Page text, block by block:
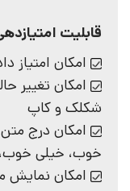
قابلیت
امکان امتیاز
امکان تغییر
شکلک و کاپ
امکان درج
خوب، خیلی
امکان نمایش